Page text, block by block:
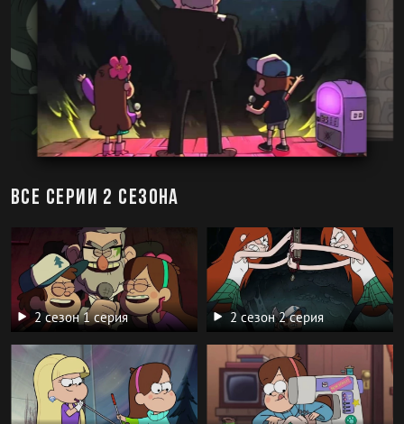
Все серии 2 сезона
2 сезон 1 серия 2 сезон 2 серия